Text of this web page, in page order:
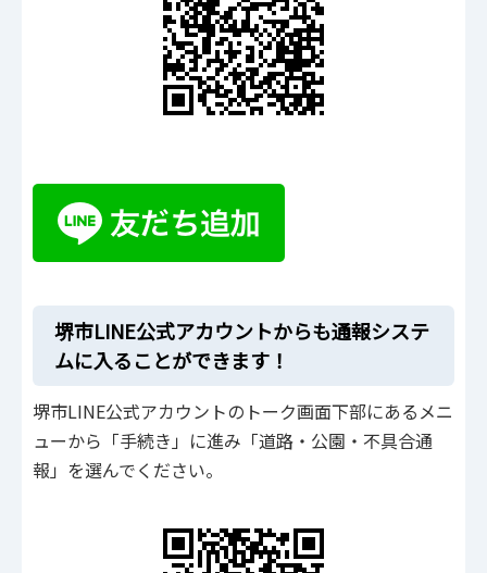
堺市LINE公式アカウントからも通報システ
ムに入ることができます！
堺市LINE公式アカウントのトーク画面下部にあるメニ
ューから「手続き」に進み「道路・公園・不具合通
報」を選んでください。